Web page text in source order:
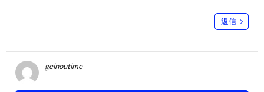
返信
geinoutime